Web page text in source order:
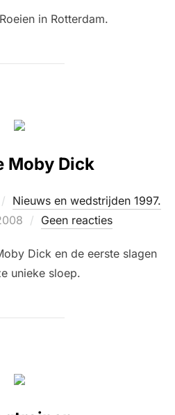
in Rotterdam.
Moby Dick
Nieuws en wedstrijden 1997.
Geen reacties
Dick en de eerste slagen
unieke sloep.